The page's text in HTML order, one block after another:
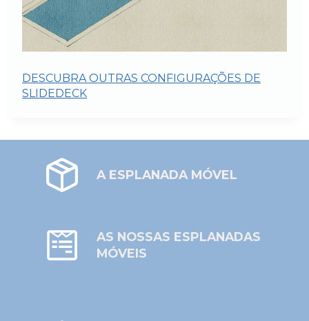
DESCUBRA OUTRAS CONFIGURAÇÕES DE
SLIDEDECK
A ESPLANADA MÓVEL
AS NOSSAS ESPLANADAS
MÓVEIS